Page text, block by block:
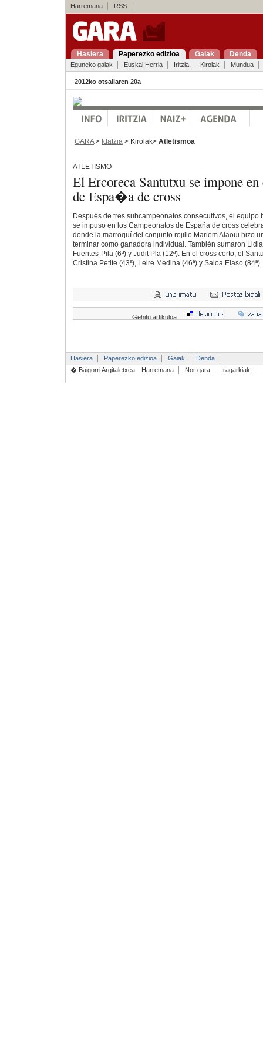
Harremana RSS
Hasiera Paperezko edizioa Gaiak Denda
Eguneko gaiak Euskal Herria Iritzia Kirolak Mundua
2012ko otsailaren 20a
GARA> Idatzia > Kirolak> Atletismoa
ATLETISMO
El Ercoreca Santutxu se impone
de Espa�a de cross
Después de tres subcampeonatos consecutivos, el equipo
se impuso en los Campeonatos de España de cross
donde la marroquí del conjunto rojillo Mariem Alaoui hizo
terminar como ganadora individual. También sumaron
Fuentes-Pila (6ª) y Judit Pla (12ª). En el cross corto, el
Cristina Petite (43ª), Leire Medina (46ª) y Saioa Elaso (84ª).
Gehitu artikuloa:
Hasiera Paperezko edizioa Gaiak
Denda
� Baigorri Argitaletxea
Harremana Nor gara Iragarkiak